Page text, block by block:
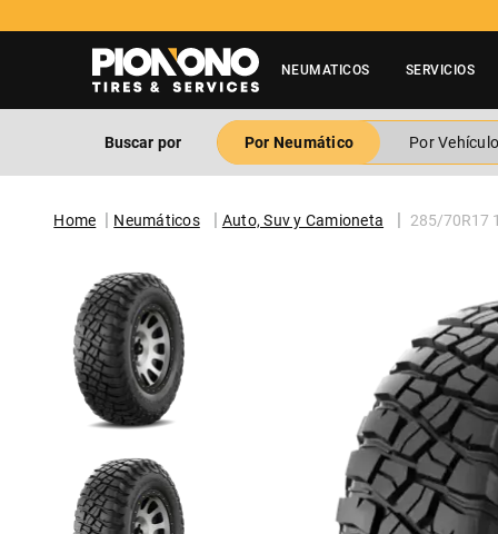
NEUMATICOS SERVICIOS
Buscar por Por Neumático Por
Neumáticos Auto, Suv y Camioneta 285/70R17